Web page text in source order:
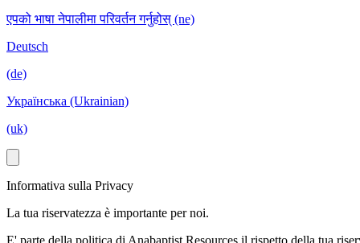
एपको भाषा नेपालीमा परिवर्तन गर्नुहोस् (ne)
Deutsch
(de)
Українська (Ukrainian)
(uk)
Informativa sulla Privacy
La tua riservatezza è importante per noi.